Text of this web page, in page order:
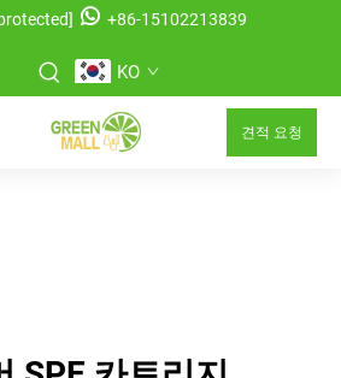
+86-15102213839
KO
견적 요청